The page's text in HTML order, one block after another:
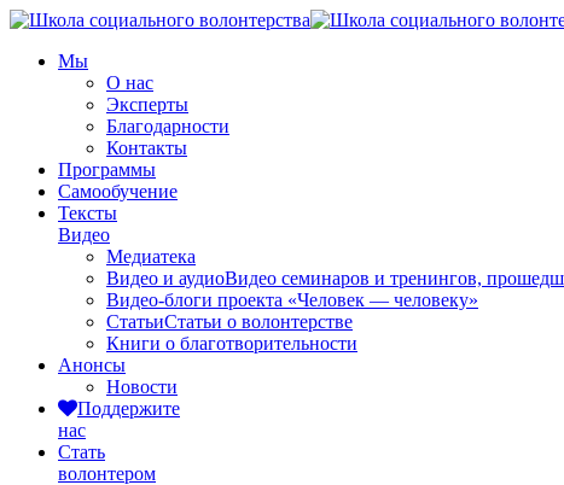
Мы
О нас
Эксперты
Благодарности
Контакты
Программы
Самообучение
Тексты
Видео
Медиатека
Видео и аудиоВидео семинаров и тренингов,
Видео-блоги проекта «Человек — человеку»
СтатьиСтатьи о волонтерстве
Книги о благотворительности
Анонсы
Новости
Поддержите
нас
Стать
волонтером